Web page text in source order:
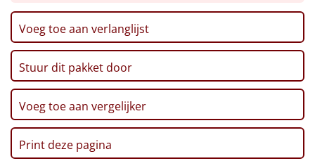
Uniek
Alle thema's
Artikel
Hitster
Borrelnoten, 60 gr
Popcorn, 100 gr
Truffels, 50 gr
Koekreep, 90 gr
Kerstkaart
Voucher Ponycity
Voucher Fletcher hotel
Verpakt in een feestelijke kerstdoos
Voeg toe aan verlanglijst
Stuur dit pakket door
Voeg toe aan vergelijker
Print deze pagina